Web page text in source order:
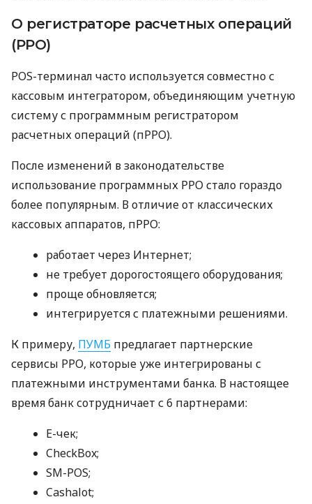
О регистраторе расчетных операций
(РРО)
POS-терминал часто используется совместно с
кассовым интегратором, объединяющим учетную
систему с программным регистратором
расчетных операций (пРРО).
После изменений в законодательстве
использование программных РРО стало гораздо
более популярным. В отличие от классических
кассовых аппаратов, пРРО:
работает через Интернет;
не требует дорогостоящего оборудования;
проще обновляется;
интегрируется с платежными решениями.
К примеру, ПУМБ предлагает партнерские
сервисы РРО, которые уже интегрированы с
платежными инструментами банка. В настоящее
время банк сотрудничает с 6 партнерами:
E-чек;
CheckBox;
SM-POS;
Cashalot;